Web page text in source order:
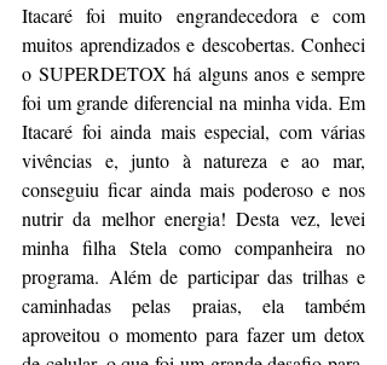
Itacaré foi muito engrandecedora e com
muitos aprendizados e descobertas. Conheci
o SUPERDETOX há alguns anos e sempre
foi um grande diferencial na minha vida. Em
Itacaré foi ainda mais especial, com várias
vivências e, junto à natureza e ao mar,
conseguiu ficar ainda mais poderoso e nos
nutrir da melhor energia! Desta vez, levei
minha filha Stela como companheira no
programa. Além de participar das trilhas e
caminhadas pelas praias, ela também
aproveitou o momento para fazer um detox